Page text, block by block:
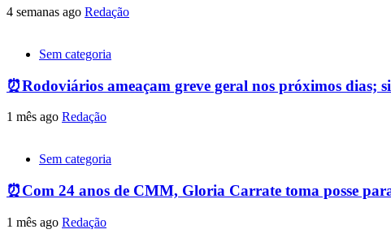
4 semanas ago Redação
Sem categoria
⏰Rodoviários ameaçam greve geral nos próximos dias;
1 mês ago Redação
Sem categoria
⏰Com 24 anos de CMM, Gloria Carrate toma posse
1 mês ago Redação